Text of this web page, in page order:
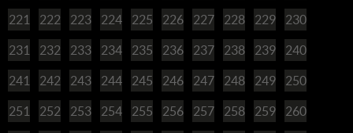
221 222 223 224 225 226 227 228 229 230
231 232 233 234 235 236 237 238 239 240
241 242 243 244 245 246 247 248 249 250
251 252 253 254 255 256 257 258 259 260